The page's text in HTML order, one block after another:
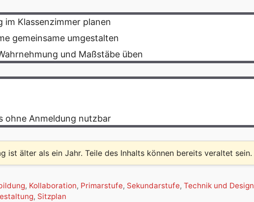
im Klassenzimmer planen
gemeinsame umgestalten
und Maßstäbe üben
ohne Anmeldung nutzbar
ist älter als ein Jahr. Teile des Inhalts können bereits veraltet sein.
, Kollaboration, Primarstufe, Sekundarstufe,Technik und Design
, Sitzplan